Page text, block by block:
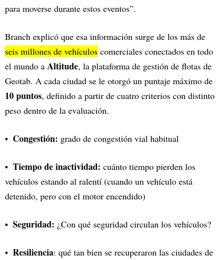
para moverse durante estos eventos”.
Branch explicó que esa información surge de los más de
seis millones de vehículos comerciales conectados en todo
el mundo a Altitude, la plataforma de gestión de flotas de
Geotab. A cada ciudad se le otorgó un puntaje máximo de
10 puntos, definido a partir de cuatro criterios con distinto
peso dentro de la evaluación.
Congestión: grado de congestión vial habitual
Tiempo de inactividad: cuánto tiempo pierden los
vehículos estando al ralentí (cuando un vehículo está
detenido, pero con el motor encendido)
Seguridad: ¿Con qué seguridad circulan los vehículos?
Resiliencia: qué tan bien se recuperaron las ciudades de